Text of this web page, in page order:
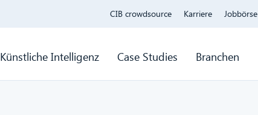
CIB crowdsource Karriere Jobbörse
Künstliche Intelligenz Case Studies Branchen